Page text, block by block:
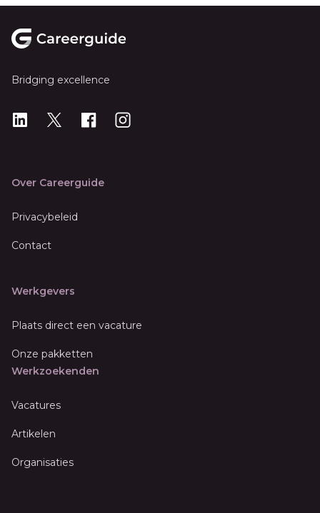
Bridging excellence
LinkedIn
X Instagram
Over Careerguide
Privacybeleid
Contact
Werkgevers
Plaats direct een vacature
Onze pakketten
Werkzoekenden
Vacatures
Artikelen
Organisaties